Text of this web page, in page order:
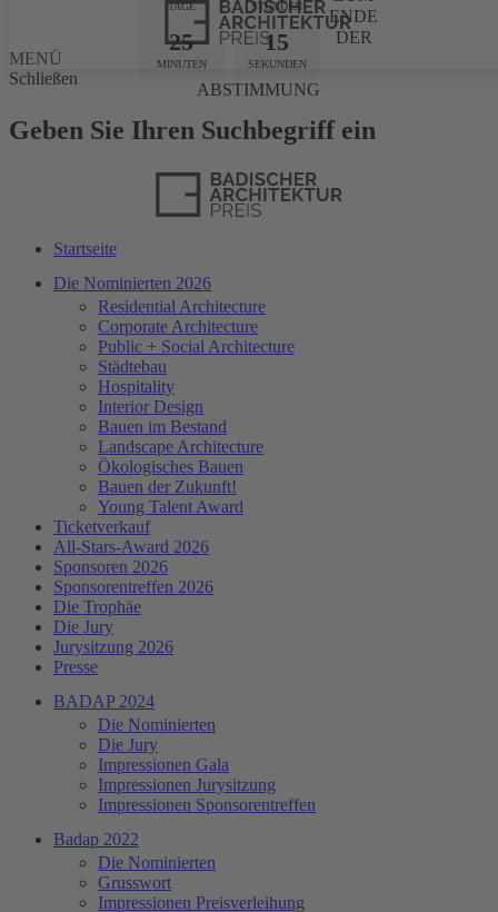
TAGE STUNDEN
25
MINUTEN
15
SEKUNDEN
ENDE
DER
ABSTIMMUNG
MENÜ
Schließen
Geben Sie Ihren Suchbegriff ein
Startseite
Die Nominierten 2026
Residential Architecture
Corporate Architecture
Public + Social Architecture
Städtebau
Hospitality
Interior Design
Bauen im Bestand
Landscape Architecture
Ökologisches Bauen
Bauen der Zukunft!
Young Talent Award
Ticketverkauf
All-Stars-Award 2026
Sponsoren 2026
Sponsorentreffen 2026
Die Trophäe
Die Jury
Jurysitzung 2026
Presse
BADAP 2024
Die Nominierten
Die Jury
Impressionen Gala
Impressionen Jurysitzung
Impressionen Sponsorentreffen
Badap 2022
Die Nominierten
Grusswort
Impressionen Preisverleihung